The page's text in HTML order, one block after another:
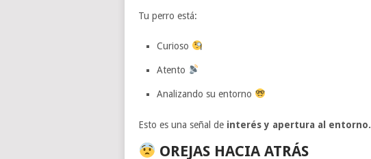
Tu perro está:
Curioso
Atento
Analizando su entorno
Esto es una señal de interés y apertura al entorno.
OREJAS HACIA ATRÁS